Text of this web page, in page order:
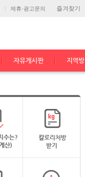
즐겨찾기
제휴·광고문의
자유게시판 지역방